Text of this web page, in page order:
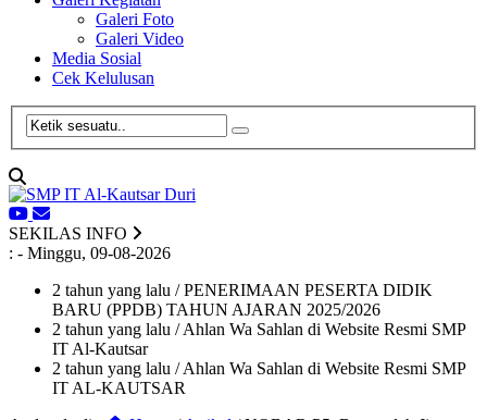
Galeri Foto
Galeri Video
Media Sosial
Cek Kelulusan
SEKILAS INFO
: - Minggu, 09-08-2026
2 tahun yang lalu / PENERIMAAN PESERTA DIDIK
BARU (PPDB) TAHUN AJARAN 2025/2026
2 tahun yang lalu / Ahlan Wa Sahlan di Website Resmi SMP
IT Al-Kautsar
2 tahun yang lalu / Ahlan Wa Sahlan di Website Resmi SMP
IT AL-KAUTSAR